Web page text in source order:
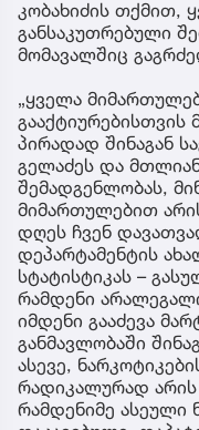
კობახიძის თქმით,
განსაკუთრებული
მომავალშიც
„ყველა
პირადად შინაგან
გელაძეს და
შემადგენლობას,
მიმართულებით
დღეს ჩვენ
დეპარტამენტის
სტატისტიკას –
რამდენი
იმდენი გააძევა
განმავლობაში
ასევე,
რადიკალურად
რამდენიმე ასეული